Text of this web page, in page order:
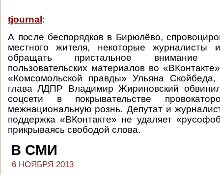
tjournal :
А после беспорядков в Бирюлёво,
местного жителя, некоторые журналисты
обращать пристальное внимание
пользовательских материалов во
«Комсомольской правды» Ульяна
глава ЛДПР Владимир Жириновский
соцсети в покрывательстве
межнациональную рознь. Депутат и
поддержка «ВКонтакте» не удаляет
прикрываясь свободой слова.
В СМИ
6 НОЯБРЯ 2013